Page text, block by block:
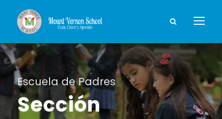
Escuela de Padres
Sección